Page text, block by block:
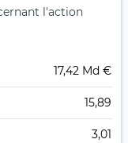
l'action
17,42 Md €
15,89
3,01